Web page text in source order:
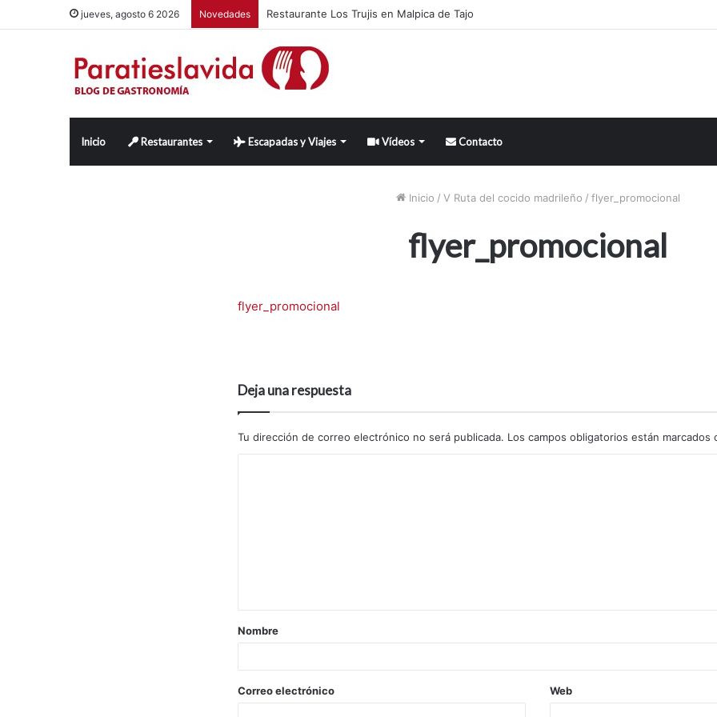
jueves, agosto 6 2026 Novedades
Inicio Restaurantes Escapadas y Viajes Vídeos Contacto
Inicio / V Ruta del cocido madrileño / flyer_promocional
flyer_promocional
flyer_promocional
Deja una respuesta
Tu dirección de correo electrónico no será publicada. Los campos obligatorios están marcados
Nombre
Correo electrónico Web